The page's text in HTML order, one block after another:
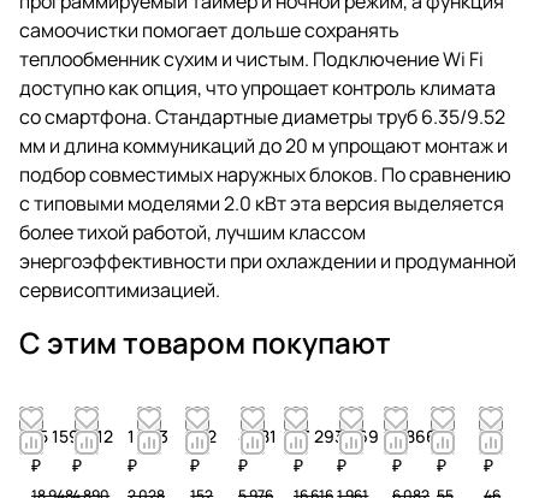
самоочистки помогает дольше сохранять
теплообменник сухим и чистым. Подключение Wi Fi
доступно как опция, что упрощает контроль климата
со смартфона. Стандартные диаметры труб 6.35/9.52
мм и длина коммуникаций до 20 м упрощают монтаж и
подбор совместимых наружных блоков. По сравнению
с типовыми моделями 2.0 кВт эта версия выделяется
более тихой работой, лучшим классом
энергоэффективности при охлаждении и продуманной
сервисоптимизацией.
С этим товаром покупают
15 159
₽
3 912
₽
1 623
₽
122
₽
4 781
₽
13 293
₽
1 569
₽
4 866
₽
44
₽
37
₽